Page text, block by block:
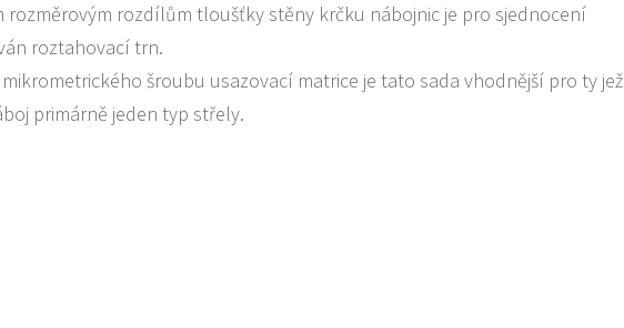
rozměrovým rozdílům tloušťky stěny krčku nábojnic je pro sjednocení
roztahovací trn.
šroubu usazovací matrice je tato sada vhodnější pro ty jež
primárně jeden typ střely.